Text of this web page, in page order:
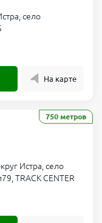
село
На карте
750 метров
Истра, село
TRACK CENTER